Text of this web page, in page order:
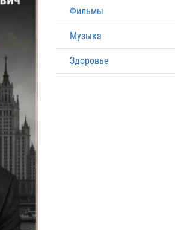
Фильмы
Музыка
Здоровье